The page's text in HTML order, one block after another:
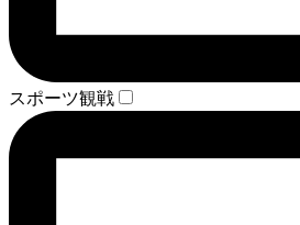
スポーツ観戦